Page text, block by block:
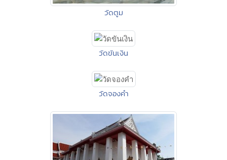
วัดตูม
วัดขันเงิน
วัดจองคำ